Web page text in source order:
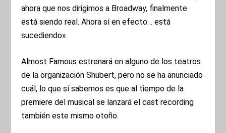
ahora que nos dirigimos a Broadway, finalmente
está siendo real. Ahora sí en efecto… está
sucediendo».
Almost Famous estrenará en alguno de los teatros
de la organización Shubert, pero no se ha anunciado
cuál, lo que sí sabemos es que al tiempo de la
premiere del musical se lanzará el cast recording
también este mismo otoño.